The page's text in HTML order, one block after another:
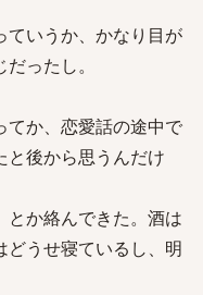
ていうか、かなり目が
ったし。
てか、恋愛話の途中で
と後から思うんだけ
か絡んできた。酒は
どうせ寝ているし、明